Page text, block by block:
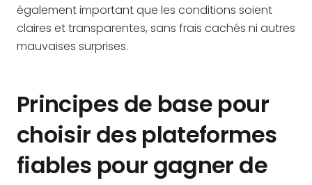
également important que les conditions soient
claires et transparentes, sans frais cachés ni autres
mauvaises surprises.
Principes de base pour
choisir des plateformes
fiables pour gagner de